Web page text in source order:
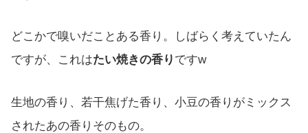
どこかで嗅いだことある香り。しばらく考えていたん
ですが、これはたい焼きの香り ですw
生地の香り、若干焦げた香り、小豆の香りがミックス
されたあの香りそのもの。